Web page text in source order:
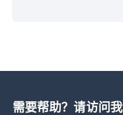
需要帮助？请访问